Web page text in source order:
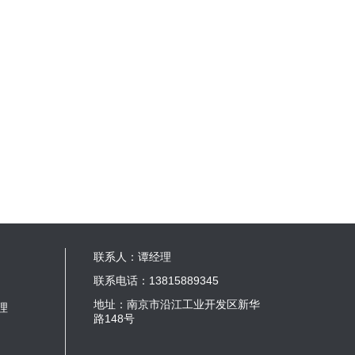
联系人：谭经理
联系电话： 13815889345
地址：南京市沿江工业开发区新华
路148号